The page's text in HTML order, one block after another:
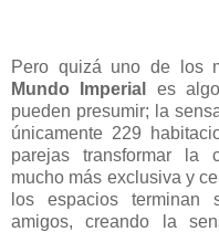
Pero quizá uno de los
Mundo Imperial
es
pueden presumir; la
únicamente 229
parejas transformar la
mucho más exclusiva y
los espacios terminan
amigos, creando la